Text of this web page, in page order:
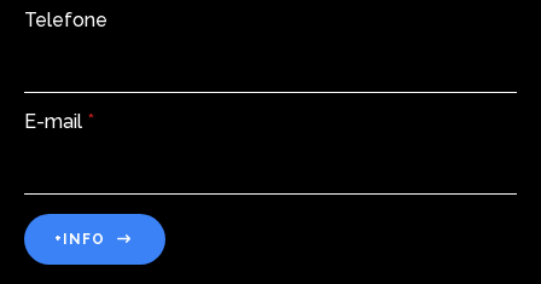
Telefone
E-mail *
+INFO